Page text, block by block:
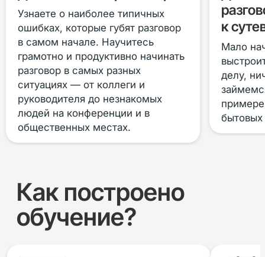
Узнаете о наиболее типичных
ошибках, которые губят разговор
в самом начале. Научитесь
грамотно и продуктивно начинать
разговор в самых разных
ситуациях — от коллеги и
руководителя до незнакомых
людей на конференции и в
общественных местах.
к
Мало
делу,
бытовых
Как построено
обучение?